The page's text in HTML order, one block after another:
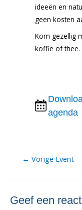
ideeën en
geen kosten
Kom gezellig
koffie of thee.
agenda
Berichtnavigatie
← Vorige Event
Geef een